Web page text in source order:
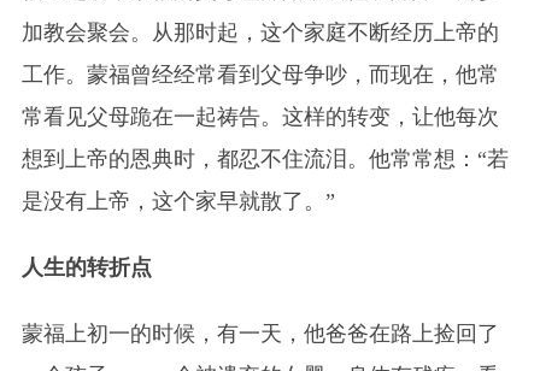
加教会聚会。从那时起，这个家庭不断经历上帝的
工作。蒙福曾经经常看到父母争吵，而现在，他常
常看见父母跪在一起祷告。这样的转变，让他每次
想到上帝的恩典时，都忍不住流泪。他常常想：“若
是没有上帝，这个家早就散了。”
人生的转折点
蒙福上初一的时候，有一天，他爸爸在路上捡回了